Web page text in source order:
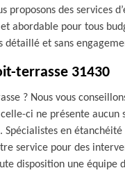
proposons des services
abordable pour tous
détaillé et sans
terrasse 31430
? Nous vous
ci ne présente aucun
Spécialistes en
service pour des
disposition une équipe